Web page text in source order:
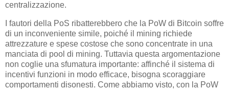
centralizzazione.
I fautori della PoS ribatterebbero che la PoW di Bitcoin soffre
di un inconveniente simile, poiché il mining richiede
attrezzature e spese costose che sono concentrate in una
manciata di pool di mining. Tuttavia questa argomentazione
non coglie una sfumatura importante: affinché il sistema di
incentivi funzioni in modo efficace, bisogna scoraggiare
comportamenti disonesti. Come abbiamo visto, con la PoW